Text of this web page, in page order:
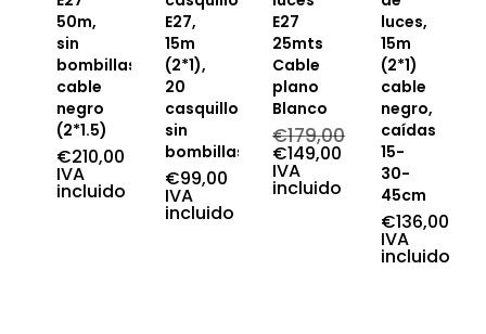
50m,
sin
bombillas,
cable
negro
(2*1.5)
€210,00
IVA
incluido
E27,
15m
(2*1),
20
casquillos
sin
bombillas
€99,00
IVA
incluido
E27
25mts
Cable
plano
Blanco
€179,00
El
precio
original
€149,00
El
precio
IVA
incluido
luces,
15m
(2*1)
cable
negro,
caídas
15-
30-
45cm
€136,00
IVA
incluido